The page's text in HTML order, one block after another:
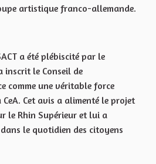
artistique franco-allemande.
a été plébiscité par le
inscrit le Conseil de
comme une véritable force
Cet avis a alimenté le projet
le Rhin Supérieur et lui a
le quotidien des citoyens